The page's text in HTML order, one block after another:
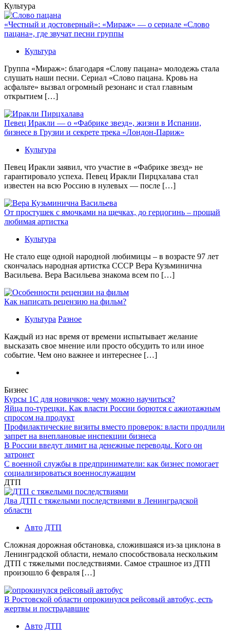
Культура
«Честный и достоверный»: «Мираж» — о сериале «Слово
пацана», где звучат песни группы
Культура
Группа «Мираж»: благодаря «Слову пацана» молодежь стала
слушать наши песни. Сериал «Слово пацана. Кровь на
асфальте» вызвал огромный резонанс и стал главным
открытием […]
Певец Иракли — о «Фабрике звезд», жизни в Испании,
бизнесе в Грузии и секрете трека «Лондон-Париж»
Культура
Певец Иракли заявил, что участие в «Фабрике звезд» не
гарантировало успеха. Певец Иракли Пирцхалава стал
известен на всю Россию в нулевых — после […]
От простушек с ямочками на щечках, до герцогинь – прощай
любимая артистка
Культура
Не стало еще одной народной любимицы – в возрасте 97 лет
скончалась народная артистка СССР Вера Кузьминична
Васильева. Вера Васильева знакома всем по […]
Как написать рецензию на фильм?
Культура Разное
Каждый из нас время от времени испытывает желание
высказать свое мнение или просто обсудить то или иное
событие. Чем оно важнее и интереснее […]
Бизнес
Курсы 1С для новичков: чему можно научиться?
Яйца по-турецки. Как власти России борются с ажиотажным
спросом на продукт
Профилактические визиты вместо проверок: власти продлили
запрет на внеплановые инспекции бизнеса
В России введут лимит на денежные переводы. Кого он
затронет
С военной службы в предприниматели: как бизнес помогает
социализироваться военнослужащим
ДТП
Два ДТП с тяжелыми последствиями в Ленинградской
области
Авто ДТП
Сложная дорожная обстановка, сложившаяся из-за циклона в
Ленинградской области, немало способствовала нескольким
ДТП с тяжелыми последствиями. Самое страшное из ДТП
произошло 6 февраля […]
В Ростовской области опрокинулся рейсовый автобус, есть
жертвы и пострадавшие
Авто ДТП